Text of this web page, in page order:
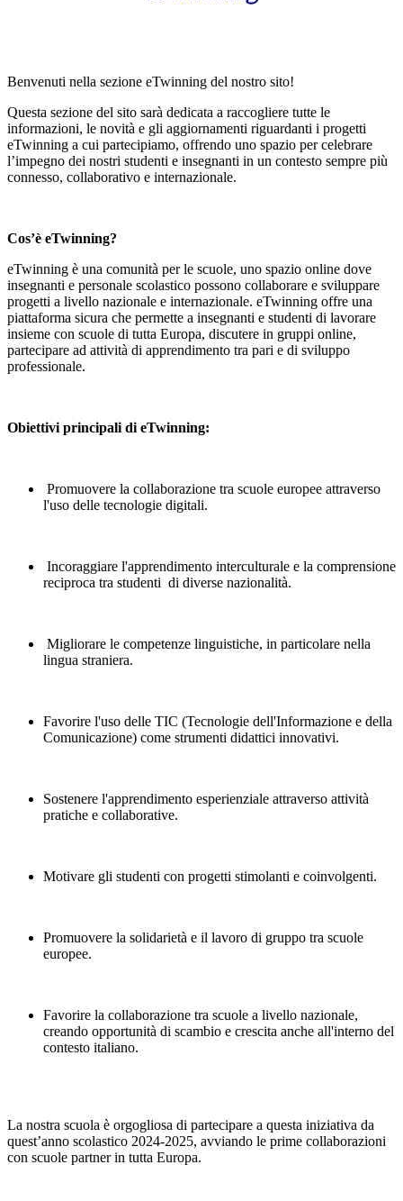
Benvenuti nella sezione eTwinning del nostro sito!
Questa sezione del sito sarà dedicata a raccogliere tutte le
informazioni, le novità e gli aggiornamenti riguardanti i progetti
eTwinning a cui partecipiamo, offrendo uno spazio per celebrare
l’impegno dei nostri studenti e insegnanti in un contesto sempre più
connesso, collaborativo e internazionale.
Cos’è eTwinning?
eTwinning è una comunità per le scuole, uno spazio online dove
insegnanti e personale scolastico possono collaborare e sviluppare
progetti a livello nazionale e internazionale. eTwinning offre una
piattaforma sicura che permette a insegnanti e studenti di lavorare
insieme con scuole di tutta Europa, discutere in gruppi online,
partecipare ad attività di apprendimento tra pari e di sviluppo
professionale.
Obiettivi principali di eTwinning:
Promuovere la collaborazione tra scuole europee attraverso
l'uso delle tecnologie digitali.
Incoraggiare l'apprendimento interculturale e la comprensione
reciproca tra studenti di diverse nazionalità.
Migliorare le competenze linguistiche, in particolare nella
lingua straniera.
Favorire l'uso delle TIC (Tecnologie dell'Informazione e della
Comunicazione) come strumenti didattici innovativi.
Sostenere l'apprendimento esperienziale attraverso attività
pratiche e collaborative.
Motivare gli studenti con progetti stimolanti e coinvolgenti.
Promuovere la solidarietà e il lavoro di gruppo tra scuole
europee.
Favorire la collaborazione tra scuole a livello nazionale,
creando opportunità di scambio e crescita anche all'interno del
contesto italiano.
La nostra scuola è orgogliosa di partecipare a questa iniziativa da
quest’anno scolastico 2024-2025, avviando le prime collaborazioni
con scuole partner in tutta Europa.